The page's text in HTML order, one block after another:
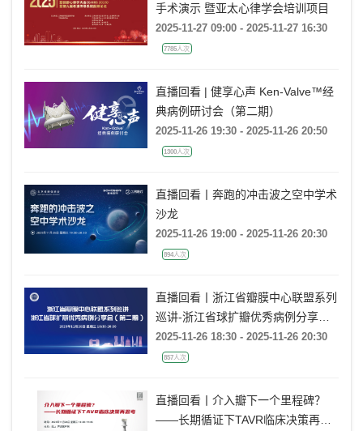
手术演示 暨亚太心律学会培训项目
2025-11-27 09:00 - 2025-11-27 16:30
7785人次
直播回看 | 健享心声 Ken-Valve™经
典病例研讨会（第二期）
2025-11-26 19:30 - 2025-11-26 20:50
1300人次
直播回看丨奔跑的冲击波之空中学术
沙龙
2025-11-26 19:00 - 2025-11-26 20:30
894人次
直播回看丨浙江省瓣膜中心联盟系列
巡讲-浙江省球扩瓣优秀病例分享会
（第二期）
2025-11-26 18:30 - 2025-11-26 20:30
857人次
直播回看丨介入瓣下一个里程碑？
——长期循证下TAVR临床决策再思